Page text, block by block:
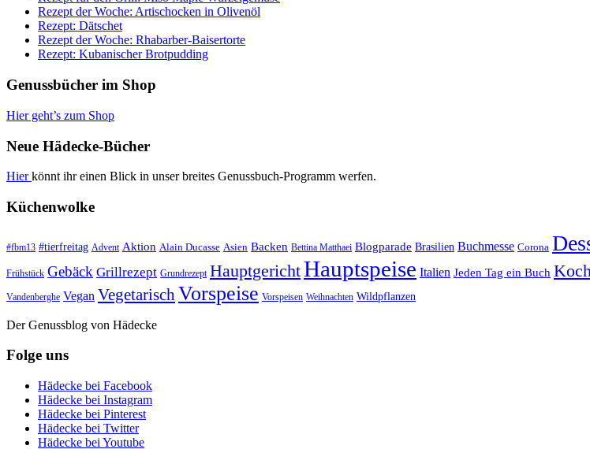
Rezept der Woche: Artischocken in Olivenöl
Rezept: Dätschet
Rezept der Woche: Rhabarber-Baisertorte
Rezept: Kubanischer Brotpudding
Genussbücher im Shop
Hier geht’s zum Shop
Neue Hädecke-Bücher
Hierkönnt ihr einen Blick in unser breites Genussbuch-Programm werfen.
Küchenwolke
#fbm13 #tierfreitag Advent Aktion Alain Ducasse Asien Backen Bettina Matthaei Blogparade Brasilien Buchmesse Corona
Frühstück Gebäck Grillrezept Grundrezept HauptgerichtHauptspeise Italien Jeden Tag ein Buch
Vandenberghe Vegan Vegetarisch Vorspeise Vorspeisen Weihnachten Wildpflanzen
Der Genussblog von Hädecke
Folge uns
Hädecke bei Facebook
Hädecke bei Instagram
Hädecke bei Pinterest
Hädecke bei Twitter
Hädecke bei Youtube